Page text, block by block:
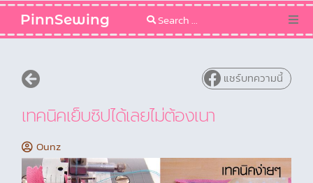
PinnSewing
Sewing Pattern
แชร์บทความนี้
เทคนิคเย็บซิปได้เลยไม่ต้องเนา
Ounz